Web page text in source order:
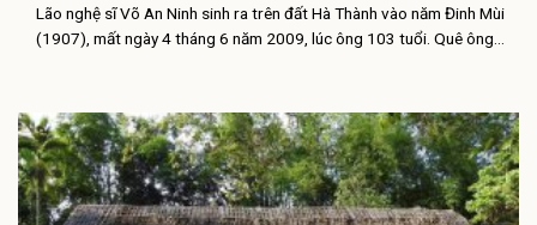
Lão nghệ sĩ Võ An Ninh sinh ra trên đất Hà Thành vào năm Đinh Mùi
(1907), mất ngày 4 tháng 6 năm 2009, lúc ông 103 tuổi. Quê ông...